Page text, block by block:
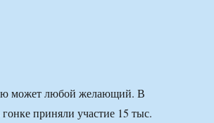
может любой желающий. В
приняли участие 15 тыс.